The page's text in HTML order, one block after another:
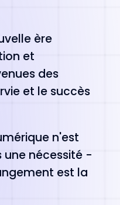
ère
et
des
et le succès
n'est
une nécessité -
est la